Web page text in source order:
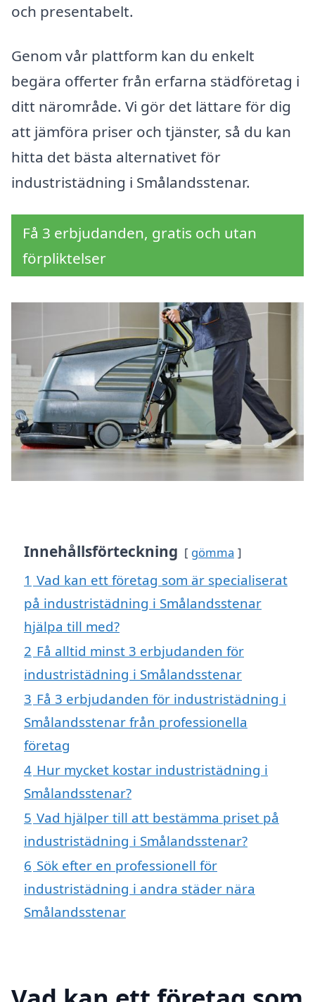
och presentabelt.
Genom vår plattform kan du enkelt
begära offerter från erfarna städföretag i
ditt närområde. Vi gör det lättare för dig
att jämföra priser och tjänster, så du kan
hitta det bästa alternativet för
industristädning i Smålandsstenar.
Få 3 erbjudanden, gratis och utan
förpliktelser
Innehållsförteckning gömma
1 Vad kan ett företag som är specialiserat
på industristädning i Smålandsstenar
hjälpa till med?
2 Få alltid minst 3 erbjudanden för
industristädning i Smålandsstenar
3 Få 3 erbjudanden för industristädning i
Smålandsstenar från professionella
företag
4 Hur mycket kostar industristädning i
Smålandsstenar?
5 Vad hjälper till att bestämma priset på
industristädning i Smålandsstenar?
6 Sök efter en professionell för
industristädning i andra städer nära
Smålandsstenar